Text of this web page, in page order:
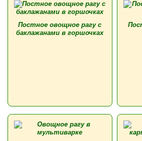
Постное овощное рагу с
баклажанами в горшочках